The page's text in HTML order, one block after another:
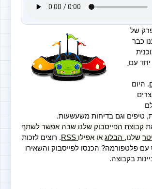
אנחנו עם עוד פרק של
Bumpers והגענו כבר
למספר 25. בתוכנית
יחד עם
טיפים וגם בדיחות משעשעות.
קבוצת הפייסבוק
שלנו, הבלוג או אפילו .
רוצים לזכות
בקבוצה.